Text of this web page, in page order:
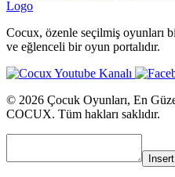
Cocux, özenle seçilmiş oyunları
ve eğlenceli bir oyun portalıdır.
© 2026 Çocuk Oyunları, En
COCUX. Tüm hakları saklıdır.
Insert